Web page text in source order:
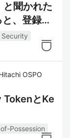
と聞かれた
、登録済
Security
OSPO
とKe
Possession